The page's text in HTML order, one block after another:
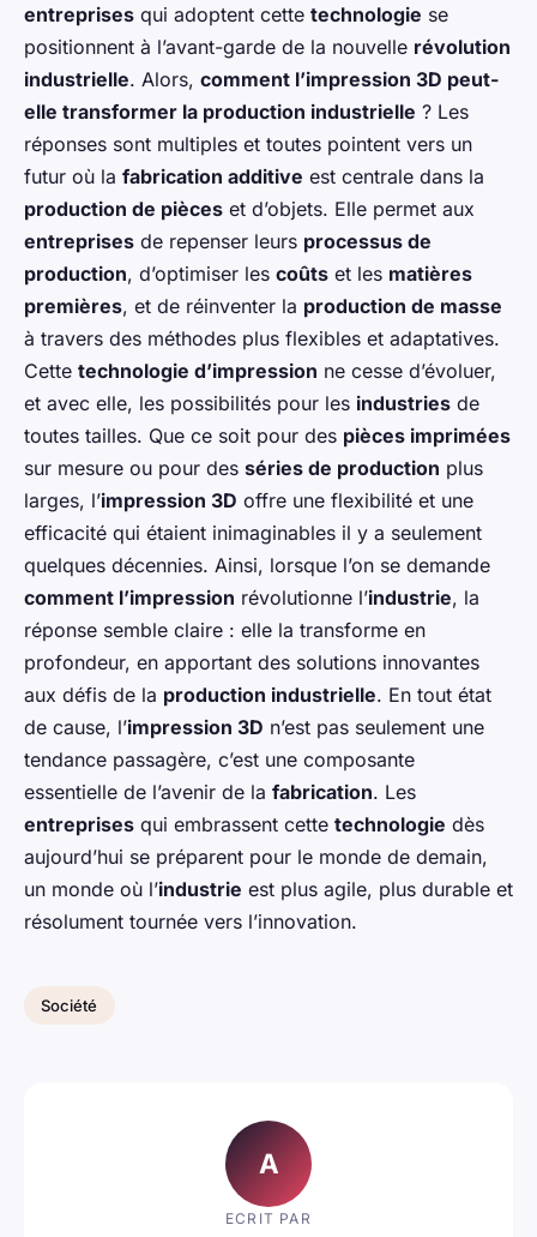
entreprises qui adoptent cette technologie se
positionnent à l’avant-garde de la nouvelle révolution
industrielle. Alors, comment l’impression 3D peut-
elle transformer la production industrielle ? Les
réponses sont multiples et toutes pointent vers un
futur où la fabrication additive est centrale dans la
production de pièces et d’objets. Elle permet aux
entreprises de repenser leurs processus de
production, d’optimiser les coûts et les matières
premières, et de réinventer la production de masse
à travers des méthodes plus flexibles et adaptatives.
Cette technologie d’impression ne cesse d’évoluer,
et avec elle, les possibilités pour les industries de
toutes tailles. Que ce soit pour des pièces imprimées
sur mesure ou pour des séries de production plus
larges, l’impression 3D offre une flexibilité et une
efficacité qui étaient inimaginables il y a seulement
quelques décennies. Ainsi, lorsque l’on se demande
comment l’impression révolutionne l’industrie, la
réponse semble claire : elle la transforme en
profondeur, en apportant des solutions innovantes
aux défis de la production industrielle. En tout état
de cause, l’impression 3D n’est pas seulement une
tendance passagère, c’est une composante
essentielle de l’avenir de la fabrication. Les
entreprises qui embrassent cette technologie dès
aujourd’hui se préparent pour le monde de demain,
un monde où l’industrie est plus agile, plus durable et
résolument tournée vers l’innovation.
Société
A
ECRIT PAR